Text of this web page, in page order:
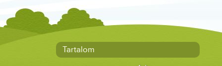
Tartalom